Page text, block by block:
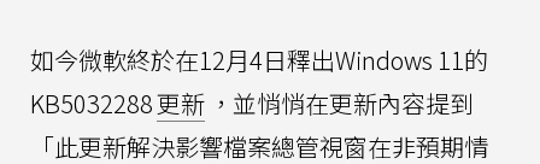
如今微軟終於在12月4日釋出Windows 11的
KB5032288更新 ，並悄悄在更新內容提到
「此更新解決影響檔案總管視窗在非預期情